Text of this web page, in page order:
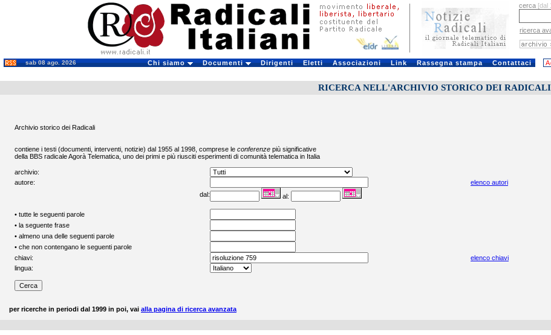
cerca [dal
ricerca
sab 08 ago. 2026 Chi siamo Documenti Dirigenti Eletti Associazioni Link Rassegna stampa Contattaci
RICERCA NELL'ARCHIVIO STORICO DEI RADICALI
Archivio storico dei Radicali
contiene i testi (documenti, interventi, notizie) dal 1955 al 1998, comprese le conferenze più significative
della BBS radicaleAgorà Telematica , uno dei primi e più riusciti esperimenti di comunità telematica in Italia
archivio:
autore:
elenco autori
dal:
al:
• tutte le seguenti parole
• la seguente frase
• almeno una delle seguenti parole
• che non contengano le seguenti parole
chiavi:
elenco chiavi
lingua:
per ricerche in periodi dal 1999 in poi, vai alla pagina di ricerca avanzata